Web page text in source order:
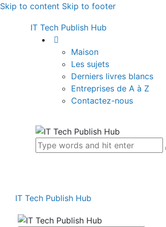
Skip to content Skip to footer
IT Tech Publish Hub
Maison
Les sujets
Derniers livres blancs
Entreprises de A à Z
Contactez-nous
IT Tech Publish Hub